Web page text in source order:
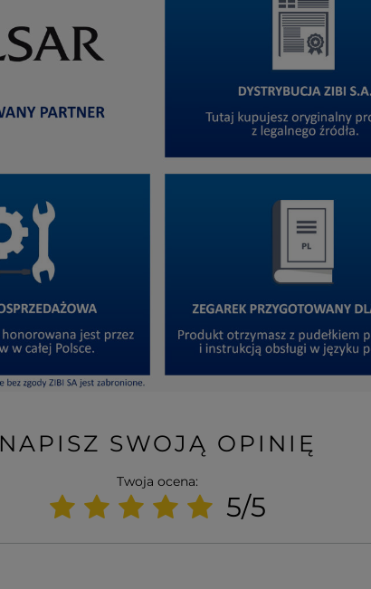
NAPISZ SWOJĄ OPINIĘ
Twoja ocena:
5/5